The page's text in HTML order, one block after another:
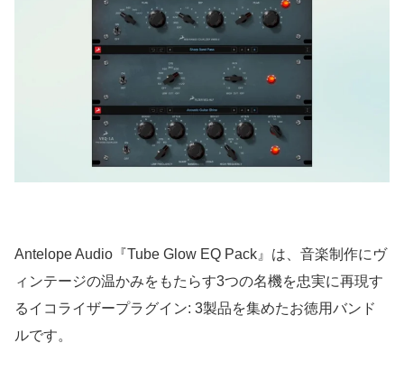
Antelope Audio『Tube Glow EQ Pack』は、音楽制作にヴ
ィンテージの温かみをもたらす3つの名機を忠実に再現す
るイコライザープラグイン: 3製品を集めたお徳用バンド
ルです。